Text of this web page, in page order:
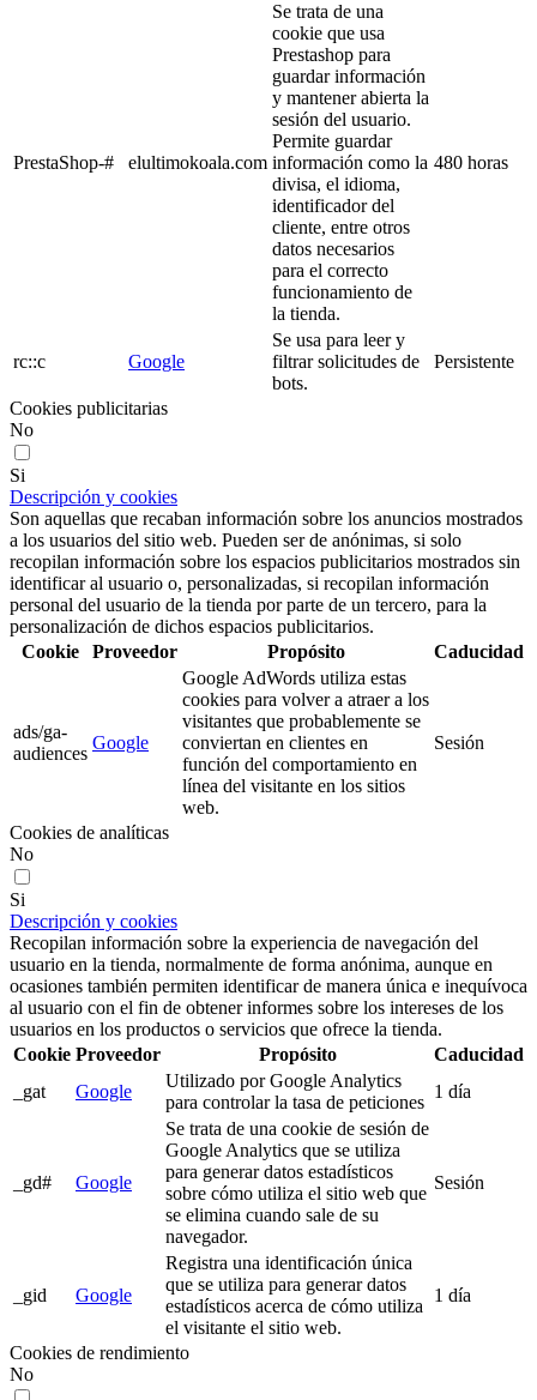
PrestaShop-# elultimokoala.com
Se trata de una
cookie que usa
Prestashop para
guardar información
y mantener abierta la
sesión del usuario.
Permite guardar
información como la
divisa, el idioma,
identificador del
cliente, entre otros
datos necesarios
para el correcto
funcionamiento de
la tienda.
480 horas
rc::c Google
Se usa para leer y
filtrar solicitudes de
bots.
Persistente
Cookies publicitarias
No
Si
Descripción y cookies
Son aquellas que recaban información sobre los anuncios mostrados
a los usuarios del sitio web. Pueden ser de anónimas, si solo
recopilan información sobre los espacios publicitarios mostrados sin
identificar al usuario o, personalizadas, si recopilan información
personal del usuario de la tienda por parte de un tercero, para la
personalización de dichos espacios publicitarios.
Cookie
Proveedor Propósito Caducidad
ads/ga-
audiences
Google
Google AdWords utiliza estas
cookies para volver a atraer a los
visitantes que probablemente se
conviertan en clientes en
función del comportamiento en
línea del visitante en los sitios
web.
Sesión
Cookies de analíticas
No
Si
Descripción y cookies
Recopilan información sobre la experiencia de navegación del
usuario en la tienda, normalmente de forma anónima, aunque en
ocasiones también permiten identificar de manera única e inequívoca
al usuario con el fin de obtener informes sobre los intereses de los
usuarios en los productos o servicios que ofrece la tienda.
Cookie Proveedor Propósito
Caducidad
_gat
Google
Utilizado por Google Analytics
para controlar la tasa de peticiones
1 día
_gd# Google
Se trata de una cookie de sesión de
Google Analytics que se utiliza
para generar datos estadísticos
sobre cómo utiliza el sitio web que
se elimina cuando sale de su
navegador.
Sesión
_gid Google
Registra una identificación única
que se utiliza para generar datos
estadísticos acerca de cómo utiliza
el visitante el sitio web.
1 día
Cookies de rendimiento
No